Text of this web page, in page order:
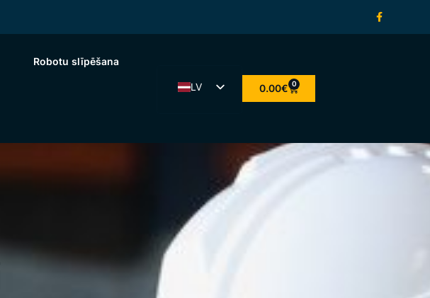
Robotu slīpēšana
LV 0.00€ 0